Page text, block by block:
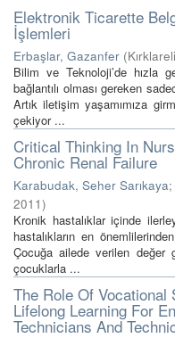
Elektronik Ticarette
İşlemleri
Erbaşlar, Gazanfer (
Bilim ve Teknoloji’de hızla
bağlantılı olması gereken
Artık iletişim yaşamımıza
çekiyor ...
Critical Thinking In
Chronic Renal Failure
Karabudak, Seher Sarıkaya;
2011)
Kronik hastalıklar içinde
hastalıkların en
Çocuğa ailede verilen değer
çocuklarla ...
The Role Of
Lifelong Learning For
Technicians And